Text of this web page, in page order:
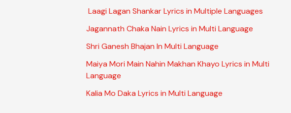
Laagi Lagan Shankar Lyrics in Multiple Languages
Jagannath Chaka Nain Lyrics in Multi Language
Shri Ganesh Bhajan In Multi Language
Maiya Mori Main Nahin Makhan Khayo Lyrics in Multi
Language
Kalia Mo Daka Lyrics in Multi Language